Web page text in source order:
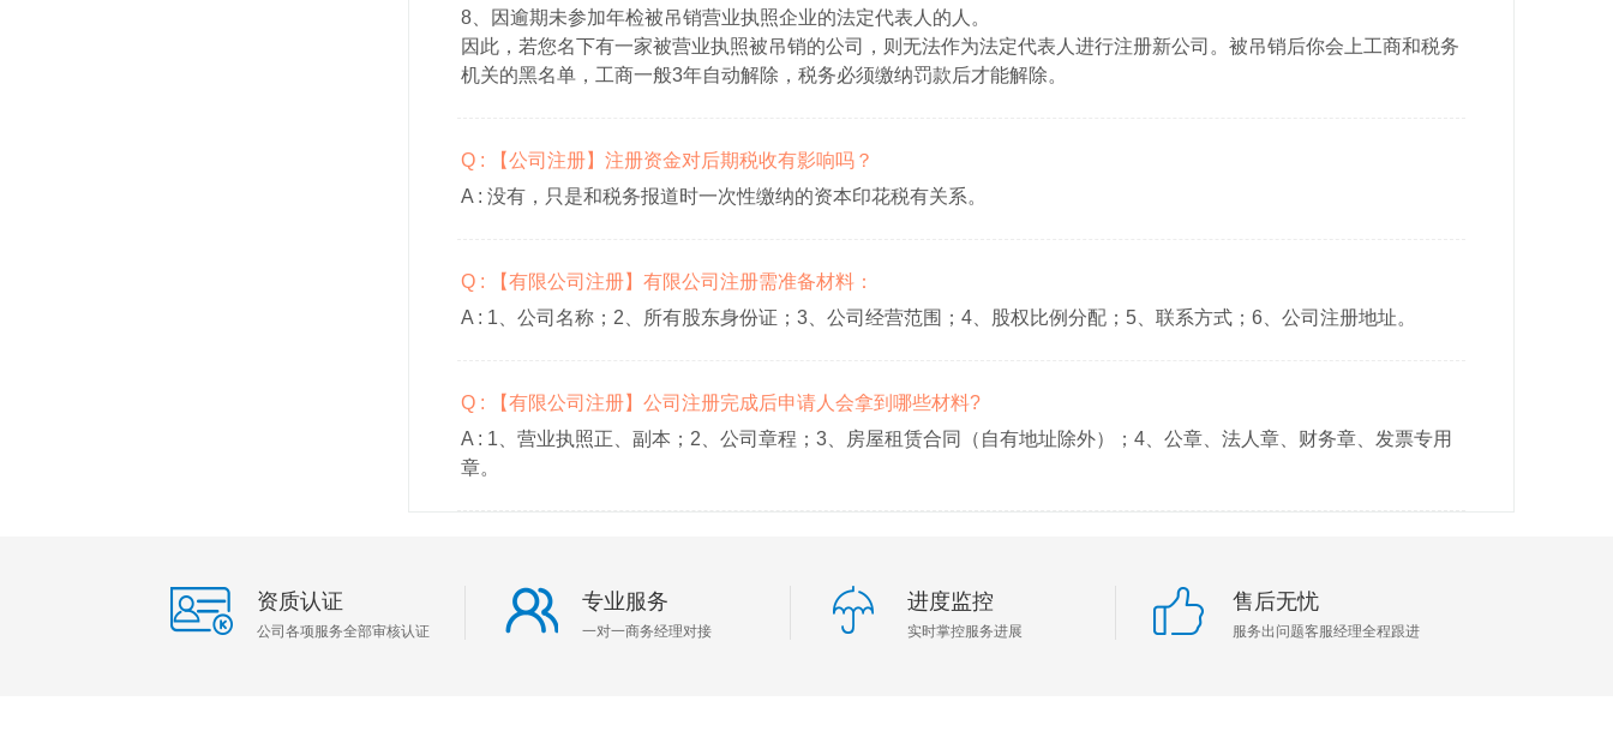
8、因逾期未参加年检被吊销营业执照企业的法定代表人的人。
因此，若您名下有一家被营业执照被吊销的公司，则无法作为法定代表人进行注册新公司。 被吊销后你会上工商和税务
机关的黑名单，工商一般3年自动解除，税务必须缴纳罚款后才能解除。
Q : 【公司注册】注册资金对后期税收有影响吗？
A : 没有，只是和税务报道时一次性缴纳的资本印花税有关系。
Q : 【有限公司注册】有限公司注册需准备材料：
A : 1、公司名称；2、所有股东身份证；3、公司经营范围；4、股权比例分配；5、联系方式；6、公司注册地址。
Q : 【有限公司注册】公司注册完成后申请人会拿到哪些材料?
A : 1、营业执照正、副本；2、公司章程；3、房屋租赁合同（自有地址除外）；4、公章、法人章、财务章、发票专用
章。
资质认证
公司各项服务全部审核认证
专业服务
一对一商务经理对接
进度监控
实时掌控服务进展
售后无忧
服务出问题客服经理全程跟进